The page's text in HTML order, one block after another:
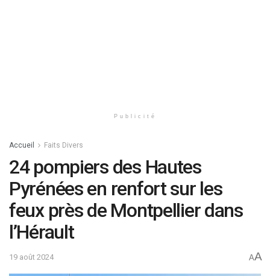
Publicité
Accueil Faits Divers
24 pompiers des Hautes
Pyrénées en renfort sur les
feux près de Montpellier dans
l’Hérault
19 août 2024 AA